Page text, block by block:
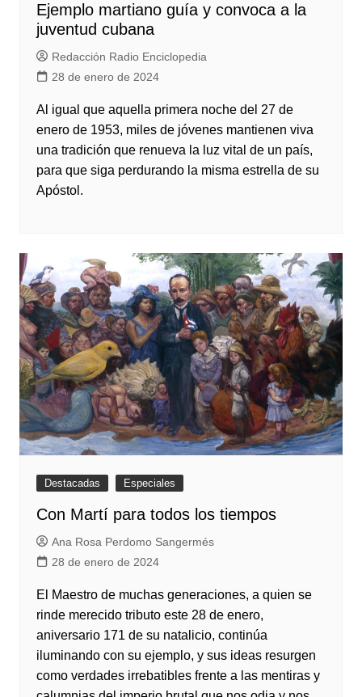
Ejemplo martiano guía y convoca a la
juventud cubana
Redacción Radio Enciclopedia
28 de enero de 2024
Al igual que aquella primera noche del 27 de
enero de 1953, miles de jóvenes mantienen viva
una tradición que renueva la luz vital de un país,
para que siga perdurando la misma estrella de su
Apóstol.
Destacadas Especiales
Con Martí para todos los tiempos
Ana Rosa Perdomo Sangermés
28 de enero de 2024
El Maestro de muchas generaciones, a quien se
rinde merecido tributo este 28 de enero,
aniversario 171 de su natalicio, continúa
iluminando con su ejemplo, y sus ideas resurgen
como verdades irrebatibles frente a las mentiras y